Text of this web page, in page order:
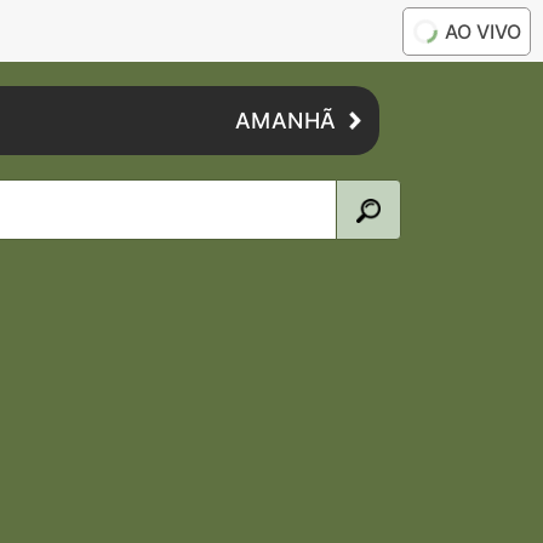
AO VIVO
AMANHÃ